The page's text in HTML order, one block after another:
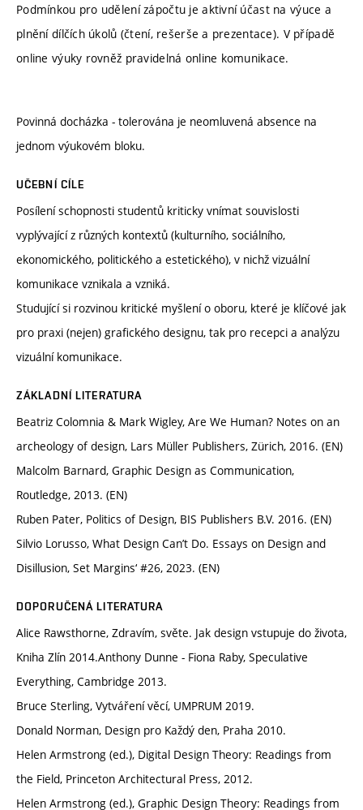
Podmínkou pro udělení zápočtu je aktivní účast na výuce a
plnění dílčích úkolů (čtení, rešerše a prezentace). V případě
online výuky rovněž pravidelná online komunikace.
Povinná docházka - tolerována je neomluvená absence na
jednom výukovém bloku.
UČEBNÍ CÍLE
Posílení schopnosti studentů kriticky vnímat souvislosti
vyplývající z různých kontextů (kulturního, sociálního,
ekonomického, politického a estetického), v nichž vizuální
komunikace vznikala a vzniká.
Studující si rozvinou kritické myšlení o oboru, které je klíčové jak
pro praxi (nejen) grafického designu, tak pro recepci a analýzu
vizuální komunikace.
ZÁKLADNÍ LITERATURA
Beatriz Colomnia & Mark Wigley, Are We Human? Notes on an
archeology of design, Lars Müller Publishers, Zürich, 2016. (EN)
Malcolm Barnard, Graphic Design as Communication,
Routledge, 2013. (EN)
Ruben Pater, Politics of Design, BIS Publishers B.V. 2016. (EN)
Silvio Lorusso, What Design Can’t Do. Essays on Design and
Disillusion, Set Margins‘ #26, 2023. (EN)
DOPORUČENÁ LITERATURA
Alice Rawsthorne, Zdravím, světe. Jak design vstupuje do života,
Kniha Zlín 2014.Anthony Dunne - Fiona Raby, Speculative
Everything, Cambridge 2013.
Bruce Sterling, Vytváření věcí, UMPRUM 2019.
Donald Norman, Design pro Každý den, Praha 2010.
Helen Armstrong (ed.), Digital Design Theory: Readings from
the Field, Princeton Architectural Press, 2012.
Helen Armstrong (ed.), Graphic Design Theory: Readings from